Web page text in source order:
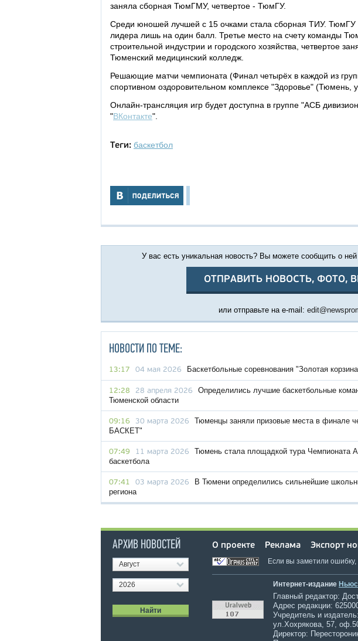
заняла сборная ТюмГМУ, четвертое - ТюмГУ.
Среди юношей лучшей с 15 очками стала сборная ТИУ. ТюмГУ
лидера лишь на один балл. Третье место на счету команды
строительной индустрии и городского хозяйства, четвертое
Тюменский медицинский колледж.
Решающие матчи чемпионата (Финал четырёх в каждой из
спортивном оздоровительном комплексе "Здоровье" (Тюмень,
Онлайн‑трансляция игр будет доступна в группе "АСБ
"ВКонтакте".
Теги: баскетбол
У вас есть уникальная новость? Вы можете сообщить о
ОТПРАВИТЬ НОВОСТЬ, ФОТО,
или отправьте на e-mail:
НОВОСТИ ПО ТЕМЕ:
13:17 04 мая 2026 Баскетбольные соревнования "Золотая
12:28 28 апреля 2026
Определились лучшие баскетбольные
Тюменской области
09:16 30 марта 2026
Тюменцы заняли призовые места в финале
БАСКЕТ"
07:49 11 марта 2026
Тюмень стала площадкой тура Чемпионата
баскетбола
07:41 03 марта 2026
В Тюмени определились сильнейшие
региона
АРХИВ НОВОСТЕЙ
Август
2026
О проекте Реклама Экспорт
Если вы заметили
Интернет-издание
Главный редактор:
Адрес редакции:
Учредитель и
ул.Хохрякова, 57,
Директор: